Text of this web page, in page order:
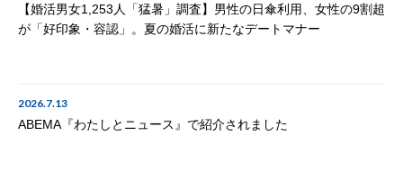
【婚活男女1,253人「猛暑」調査】男性の日傘利用、女性の9割超
が「好印象・容認」。夏の婚活に新たなデートマナー
2026.7.13
ABEMA『わたしとニュース』で紹介されました